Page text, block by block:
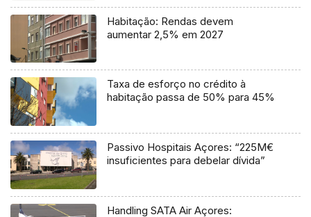
Habitação: Rendas devem
aumentar 2,5% em 2027
Taxa de esforço no crédito à
habitação passa de 50% para 45%
Passivo Hospitais Açores: “225M€
insuficientes para debelar dívida”
Handling SATA Air Açores: